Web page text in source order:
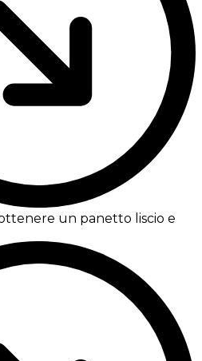
un panetto liscio e